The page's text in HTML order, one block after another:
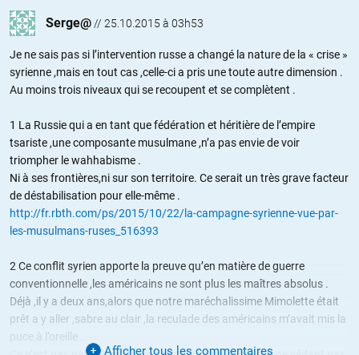
Serge@ // 25.10.2015 à 03h53
Je ne sais pas si l’intervention russe a changé la nature de la « crise »
syrienne ,mais en tout cas ,celle-ci a pris une toute autre dimension .
Au moins trois niveaux qui se recoupent et se complètent .
1 La Russie qui a en tant que fédération et héritière de l’empire
tsariste ,une composante musulmane ,n’a pas envie de voir
triompher le wahhabisme .
Ni à ses frontières,ni sur son territoire. Ce serait un très grave facteur
de déstabilisation pour elle-même .
http://fr.rbth.com/ps/2015/10/22/la-campagne-syrienne-vue-par-
les-musulmans-ruses_516393
2 Ce conflit syrien apporte la preuve qu’en matière de guerre
conventionnelle ,les américains ne sont plus les maîtres absolus .
Déjà ,il y a deux ans,alors que notre maréchalissime Mimolette était
prêt a y aller ,sabre au clair ,la reculade des américains m’avait mis la
puce à l’oreille .
Afficher tous les commentaires